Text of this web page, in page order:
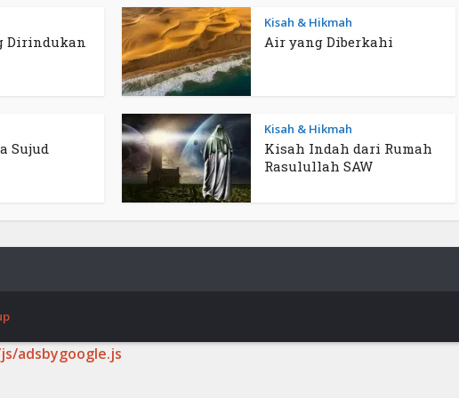
Dirindukan
Kisah & Hikmah
Air yang Diberkahi
Sujud
Kisah & Hikmah
Kisah Indah dari Rumah
Rasulullah SAW
adsbygoogle.js